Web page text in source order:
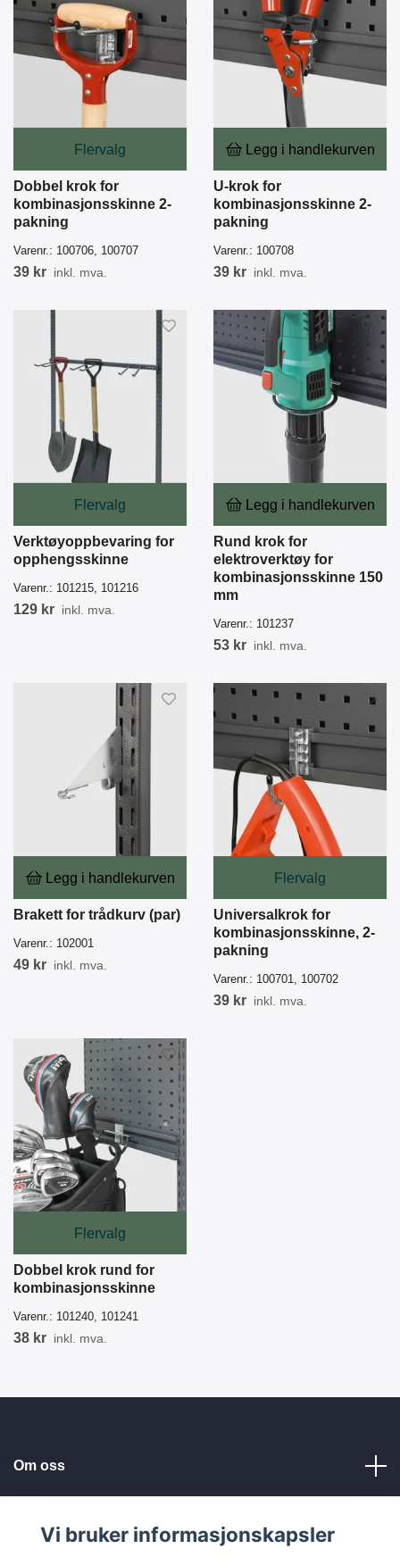
Flervalg
Dobbel krok for
kombinasjonsskinne 2-
pakning
Varenr.: 100706, 100707
39 kr inkl. mva.
Legg i handlekurven
U-krok for
kombinasjonsskinne 2-
pakning
Varenr.: 100708
39 kr inkl. mva.
Flervalg
Verktøyoppbevaring for
opphengsskinne
Varenr.: 101215, 101216
129 kr inkl. mva.
Legg i handlekurven
Rund krok for
elektroverktøy for
kombinasjonsskinne 150
mm
Varenr.: 101237
53 kr inkl. mva.
Legg i handlekurven
Brakett for trådkurv (par)
Varenr.: 102001
49 kr inkl. mva.
Flervalg
Universalkrok for
kombinasjonsskinne, 2-
pakning
Varenr.: 100701, 100702
39 kr inkl. mva.
Flervalg
Dobbel krok rund for
kombinasjonsskinne
Varenr.: 101240, 101241
38 kr inkl. mva.
Om oss
Vi bruker informasjonskapsler